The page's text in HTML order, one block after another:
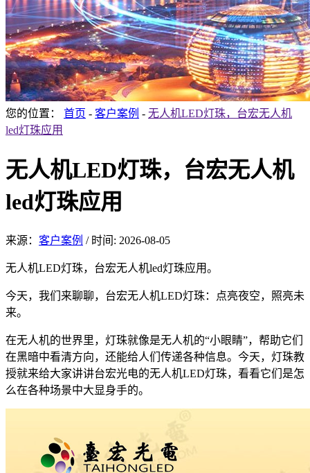
您的位置： 首页 - 客户案例 - 无人机LED灯珠，台宏无人机
led灯珠应用
无人机LED灯珠，台宏无人机
led灯珠应用
来源： 客户案例 / 时间: 2026-08-05
无人机LED灯珠，台宏无人机led灯珠应用。
今天，我们来聊聊，台宏无人机LED灯珠：点亮夜空，照亮未
来。
在无人机的世界里，灯珠就像是无人机的“小眼睛”，帮助它们
在黑暗中看清方向，还能给人们传递各种信息。今天，灯珠教
授就来给大家讲讲台宏光电的无人机LED灯珠，看看它们是怎
么在各种场景中大显身手的。